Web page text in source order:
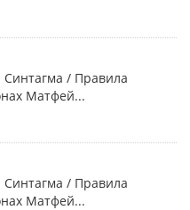
/ Правила
Матфей...
/ Правила
Матфей...